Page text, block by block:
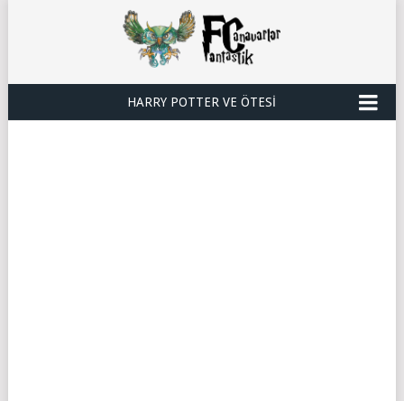
HARRY POTTER VE ÖTESI